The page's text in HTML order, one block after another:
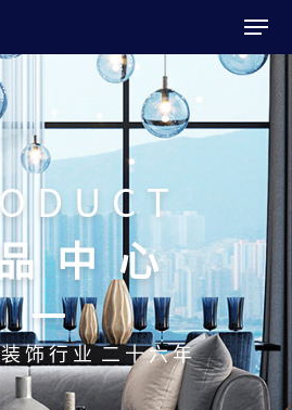
O D U C T
品 中 心
装 饰 行 业 二 十 六 年